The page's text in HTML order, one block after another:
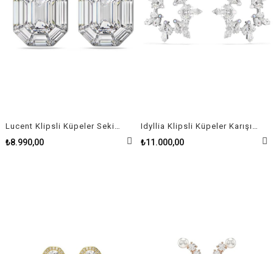
₺8.990,00 ₺11.000,00